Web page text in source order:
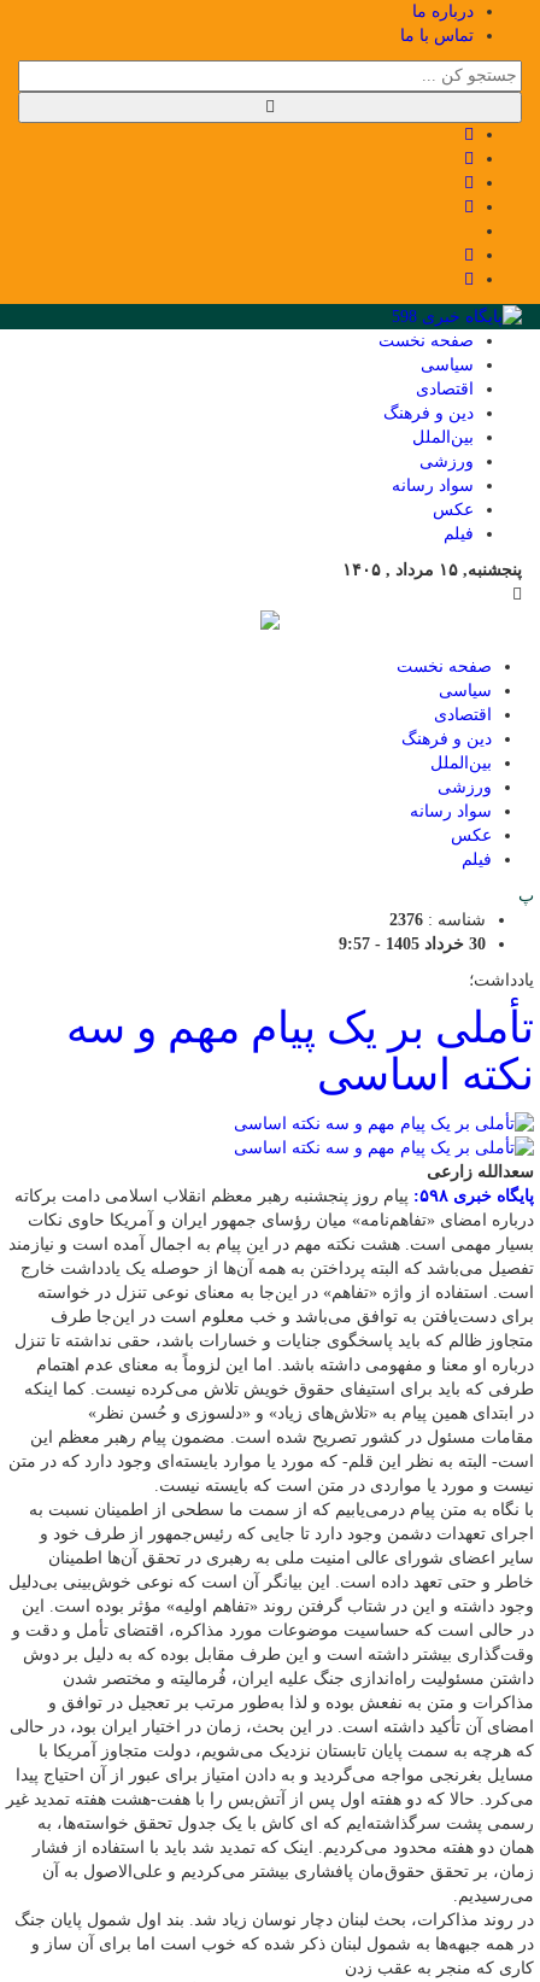
درباره ما
تماس با ما
صفحه نخست
سیاسی
اقتصادی
دین و فرهنگ
بین‌الملل
ورزشی
سواد رسانه
عکس
فیلم
پنجشنبه, ۱۵ مرداد , ۱۴۰۵
صفحه نخست
سیاسی
اقتصادی
دین و فرهنگ
بین‌الملل
ورزشی
سواد رسانه
عکس
فیلم
پ
شناسه : 2376
30 خرداد 1405 - 9:57
یادداشت؛
تأملی بر یک پیام مهم و سه
نکته اساسی
سعدالله زارعی
پایگاه خبری ۵۹۸:
پیام روز پنجشنبه رهبر معظم انقلاب اسلامی دامت برکاته
در‌باره امضای «تفاهم‌نامه» میان رؤسای جمهور ایران و آمریکا حاوی نکات
بسیار مهمی است. هشت نکته مهم در این پیام به اجمال آمده است و نیازمند
تفصیل می‌باشد که البته پرداختن به همه آن‌ها از حوصله یک یادداشت خارج
است. استفاده از واژه «تفاهم» در این‌جا به معنای نوعی تنزل در خواسته
برای دست‌یافتن به توافق می‌باشد و خب معلوم است در این‌جا طرف
متجاوز ظالم که باید پاسخگوی جنایات و خسارات باشد‌‌، حقی نداشته تا تنزل
در‌باره او معنا و مفهومی داشته باشد. اما این لزوماً به معنای عدم اهتمام
طرفی که باید برای استیفای حقوق خویش تلاش می‌کرده نیست. کما اینکه
در ابتدای همین پیام به «تلاش‌های زیاد» و «دلسوزی و حُسن نظر»
مقامات مسئول در کشور تصریح شده است. مضمون پیام رهبر معظم این
است- البته به نظر این قلم- که مورد یا موارد بایسته‌ای وجود دارد که در متن
نیست و مورد یا مواردی در متن است که بایسته نیست.
با نگاه به متن پیام درمی‌یابیم که از سمت ما سطحی از اطمینان نسبت به
اجرای تعهدات دشمن وجود دارد تا جایی که رئیس‌جمهور از طرف خود و
سایر اعضای شورای عالی امنیت ملی به رهبری در تحقق آن‌ها اطمینان
خاطر و حتی تعهد داده است. این بیانگر آن است که نوعی خوش‌بینی بی‌دلیل
وجود داشته و این در شتاب گرفتن روند «تفاهم اولیه» مؤثر بوده است. این
در حالی است که حساسیت موضوعات مورد مذاکره‌، اقتضای تأمل و دقت و
وقت‌گذاری بیشتر داشته است و این طرف مقابل بوده که به دلیل بر دوش
داشتن مسئولیت راه‌اندازی جنگ علیه ایران‌، فُرمالیته و مختصر شدن
مذاکرات و متن به نفعش بوده و لذا به‌طور مرتب بر تعجیل در توافق و
امضای آن تأکید داشته است. در این بحث‌، زمان در اختیار ایران بود، در حالی
که هرچه به سمت پایان تابستان نزدیک می‌شویم‌، دولت متجاوز آمریکا با
مسایل بغرنجی مواجه می‌گردید و به دادن امتیاز برای عبور از آن احتیاج پیدا
می‌کرد. حالا که دو هفته اول پس از آتش‌بس را با هفت-هشت هفته تمدید غیر
رسمی پشت سرگذاشته‌ایم که ‌ای کاش با یک جدول تحقق خواسته‌ها‌، به
همان دو هفته محدود می‌کردیم. اینک که تمدید شد باید با استفاده از فشار
زمان، بر تحقق حقوق‌مان پافشاری بیشتر می‌کردیم و علی‌الاصول به آن
می‌رسیدیم.
در روند مذاکرات، بحث لبنان دچار نوسان زیاد شد. بند اول شمول پایان جنگ
در همه جبهه‌ها به شمول لبنان ذکر شده که خوب است اما برای آن ساز و
کاری که منجر به عقب زدن